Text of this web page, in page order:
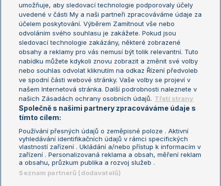
Sázkařský žebříček
Wimbledon
US Open
Turnaj mistrů
Turnaj mistryň
Aktualní trendy
Fotbalové přestupy
Livesport Daily
LS Prague Open
Podmínky užití
Nastavení soukromí
GDPR a žurnalistika
Reklama
Kontakt
Informace o zpracování osobních
údajů
umožňuje, aby sledovací technologie podporovaly účely
uvedené v části My a naši partneři zpracováváme údaje za
účelem poskytování. Výběrem Zamítnout vše nebo
odvoláním svého souhlasu je zakážete. Pokud jsou
sledovací technologie zakázány, některé zobrazené
obsahy a reklamy pro vás nemusí být tolik relevantní. Tuto
nabídku můžete kdykoli znovu zobrazit a změnit své volby
nebo souhlas odvolat kliknutím na odkaz Řízení předvoleb
ve spodní části webové stránky. Vaše volby se projeví v
našem Internetová stránka. Další podrobnosti naleznete v
našich Zásadách ochrany osobních údajů. Třetí strany
Společně s našimi partnery zpracováváme údaje s
tímto cílem:
Používání přesných údajů o zeměpisné poloze . Aktivní
vyhledávání identifikačních údajů v rámci specifických
vlastností zařízení . Ukládání a/nebo přístup k informacím v
zařízení . Personalizovaná reklama a obsah, měření reklam
a obsahu, průzkum publika a rozvoj služeb .
Seznam partnerů (dodavatelů)